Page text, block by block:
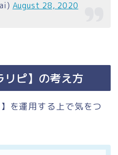
August 28, 2020
リピ】の考え方
を運用する上で気をつ